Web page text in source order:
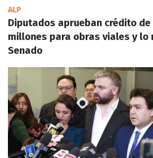
ALP
Diputados aprueban crédito de
millones para obras viales y lo
Senado